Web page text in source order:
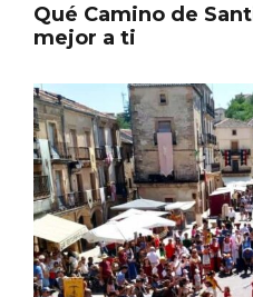
Qué Camino de
mejor a ti
Itinerarios
Pino 2026